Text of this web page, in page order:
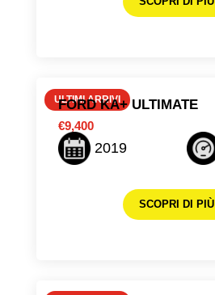
ULTIMI ARRIVI
FORD KA+ ULTIMATE
€9,400
2019
SCOPRI DI PIÙ